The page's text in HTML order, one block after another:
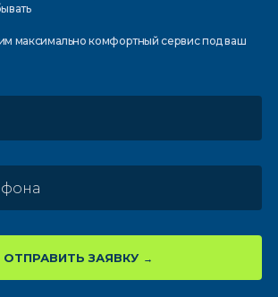
максимально комфортныйсервис под ваш
ОТПРАВИТЬ ЗАЯВКУ